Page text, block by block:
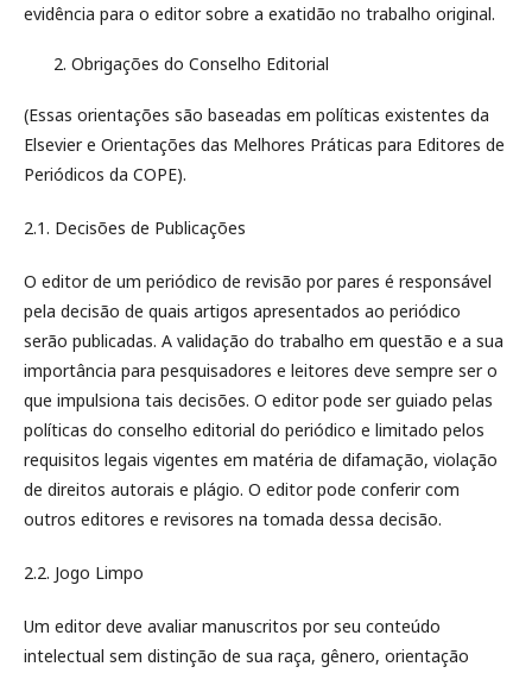
evidência para o editor sobre a exatidão no trabalho original.
Obrigações do Conselho Editorial
(Essas orientações são baseadas em políticas existentes da
Elsevier e Orientações das Melhores Práticas para Editores de
Periódicos da COPE).
2.1. Decisões de Publicações
O editor de um periódico de revisão por pares é responsável
pela decisão de quais artigos apresentados ao periódico
serão publicadas. A validação do trabalho em questão e a sua
importância para pesquisadores e leitores deve sempre ser o
que impulsiona tais decisões. O editor pode ser guiado pelas
políticas do conselho editorial do periódico e limitado pelos
requisitos legais vigentes em matéria de difamação, violação
de direitos autorais e plágio. O editor pode conferir com
outros editores e revisores na tomada dessa decisão.
2.2. Jogo Limpo
Um editor deve avaliar manuscritos por seu conteúdo
intelectual sem distinção de sua raça, gênero, orientação